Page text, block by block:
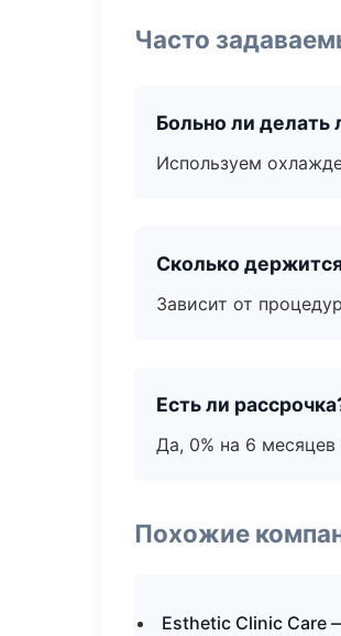
Часто
Больно ли делать
Используем
Сколько
Зависит от
Есть ли
Да, 0% на 6 месяцев
Похожие
Esthetic Clinic Care